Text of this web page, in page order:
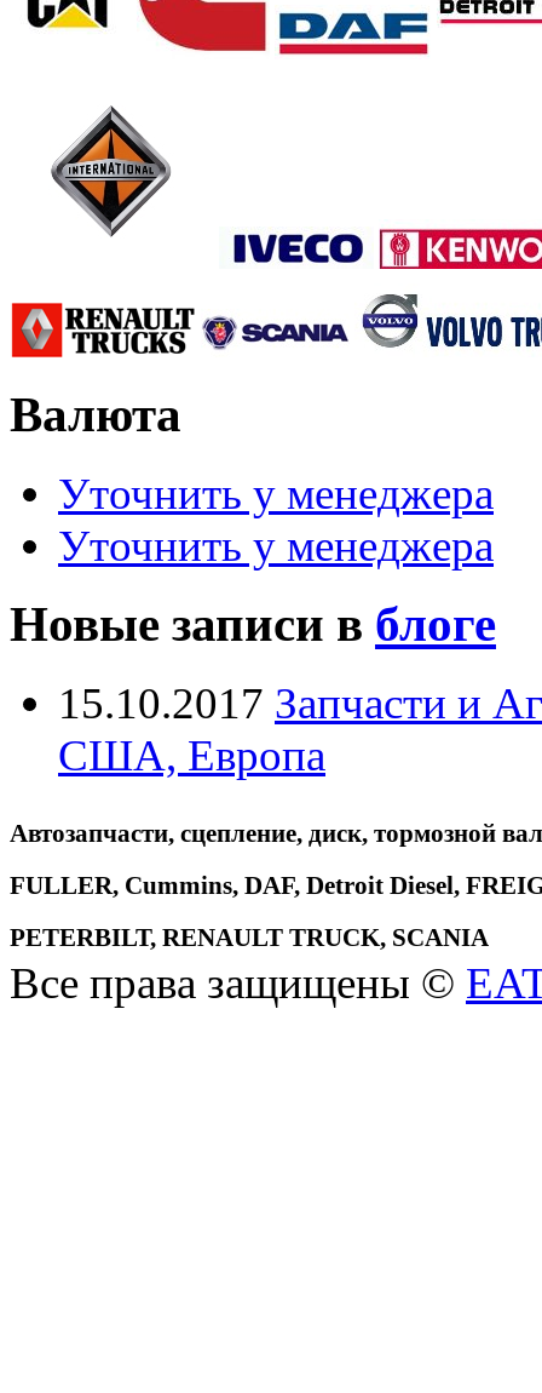
Валюта
Уточнить у менеджера
Уточнить у менеджера
Новые записи в блоге
15.10.2017 Запчасти и
США, Европа
Автозапчасти, сцепление, диск, тормозной
FULLER, Cummins, DAF, Detroit Diesel,
PETERBILT, RENAULT TRUCK, SCANIA
Все права защищены ©